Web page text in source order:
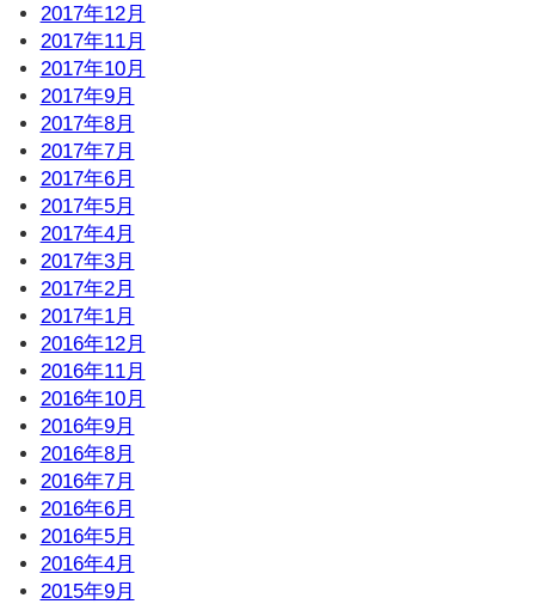
2017年12月
2017年11月
2017年10月
2017年9月
2017年8月
2017年7月
2017年6月
2017年5月
2017年4月
2017年3月
2017年2月
2017年1月
2016年12月
2016年11月
2016年10月
2016年9月
2016年8月
2016年7月
2016年6月
2016年5月
2016年4月
2015年9月